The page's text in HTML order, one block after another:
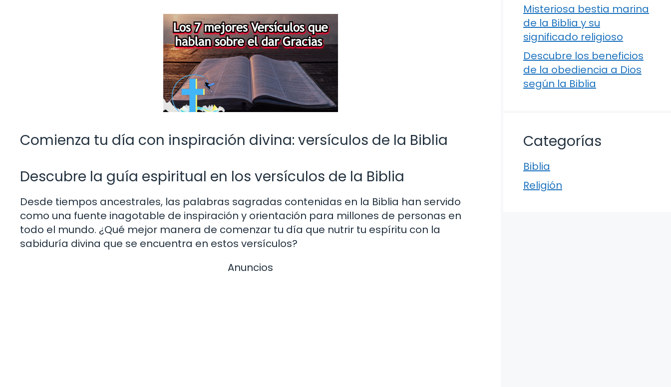
Comienza tu día con inspiración divina: versículos de la Biblia
Descubre la guía espiritual en los versículos de la Biblia
Desde tiempos ancestrales, las palabras sagradas contenidas en la Biblia han servido
como una fuente inagotable de inspiración y orientación para millones de personas en
todo el mundo. ¿Qué mejor manera de comenzar tu día que nutrir tu espíritu con la
sabiduría divina que se encuentra en estos versículos?
Anuncios
Misteriosa bestia marina
de la Biblia y su
significado religioso
Descubre los beneficios
de la obediencia a Dios
según la Biblia
Categorías
Biblia
Religión